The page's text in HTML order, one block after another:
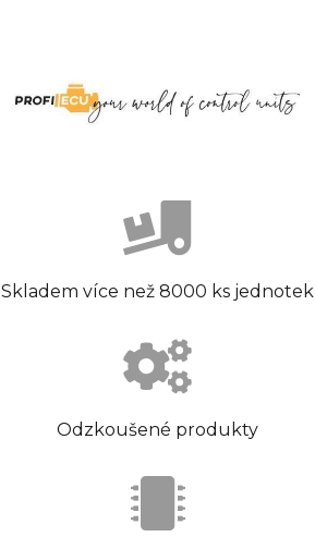
Skladem více než 8000 ks jednotek
Odzkoušené produkty